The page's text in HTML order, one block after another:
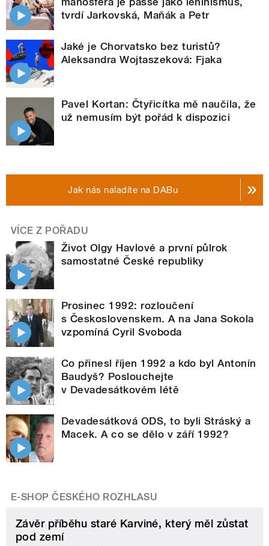
tvrdí Jarkovská, Maňák a Petr
Jaké je Chorvatsko bez turistů?
Aleksandra Wojtaszeková: Fjaka
Pavel Kortan: Čtyřicítka mě naučila, že
už nemusím být pořád k dispozici
Jak nás naladíte na DABu
VÍCE Z POŘADU
Život Olgy Havlové a první půlrok
samostatné České republiky
Prosinec 1992: rozloučení
s Československem. A na Jana Sokola
vzpomíná Cyril Svoboda
Co přinesl říjen 1992 a kdo byl Antonín
Baudyš? Poslouchejte
v Devadesátkovém létě
Devadesátková ODS, to byli Stráský a
Macek. A co se dělo v září 1992?
E-SHOP ČESKÉHO ROZHLASU
Závěr příběhu staré Karviné, který měl zůstat
pod zemí